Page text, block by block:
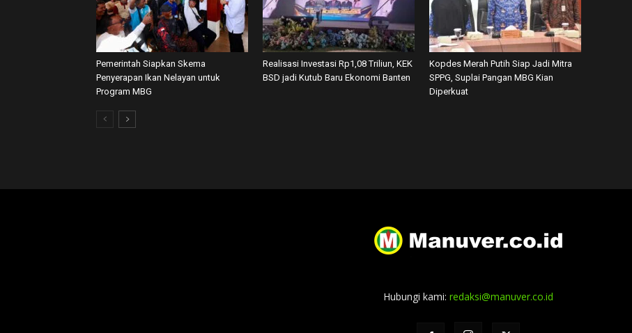
Pemerintah Siapkan Skema
Penyerapan Ikan Nelayan untuk
Program MBG
Realisasi Investasi Rp1,08 Triliun, KEK
BSD jadi Kutub Baru Ekonomi Banten
Kopdes Merah Putih Siap Jadi Mitra
SPPG, Suplai Pangan MBG Kian
Diperkuat
Hubungi kami: redaksi@manuver.co.id